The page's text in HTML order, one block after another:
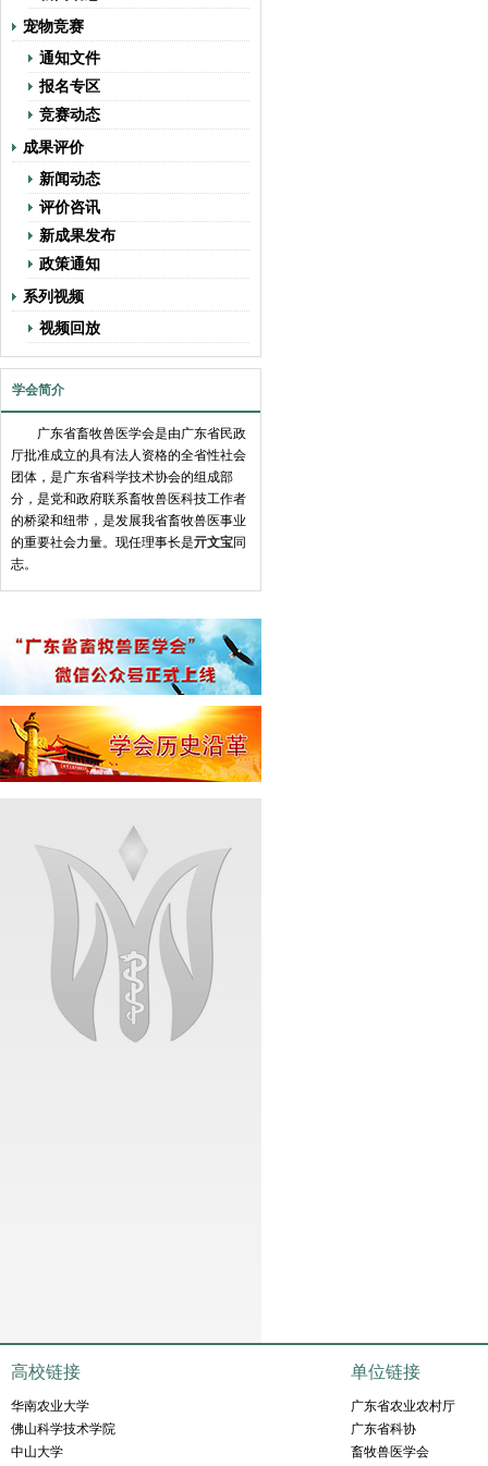
宠物竞赛
通知文件
报名专区
竞赛动态
成果评价
新闻动态
评价咨讯
新成果发布
政策通知
系列视频
视频回放
学会简介
广东省畜牧兽医学会是由广东省民政
厅批准成立的具有法人资格的全省性社会
团体，是广东省科学技术协会的组成部
分，是党和政府联系畜牧兽医科技工作者
的桥梁和纽带，是发展我省畜牧兽医事业
的重要社会力量。现任理事长是亓文宝同
志。
高校链接
华南农业大学
佛山科学技术学院
中山大学
单位链接
广东省农业农村厅
广东省科协
畜牧兽医学会